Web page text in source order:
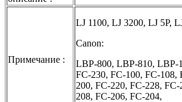
Примечание :
LJ 1100, LJ 3200, LJ 5P,
Canon:
LBP-800, LBP-810, LBP-
FC-230, FC-100, FC-108,
200, FC-220, FC-228,
208, FC-206, FC-204,